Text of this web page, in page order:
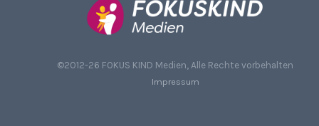
©2012-26 FOKUS KIND Medien, Alle Rechte vorbehalten
Impressum